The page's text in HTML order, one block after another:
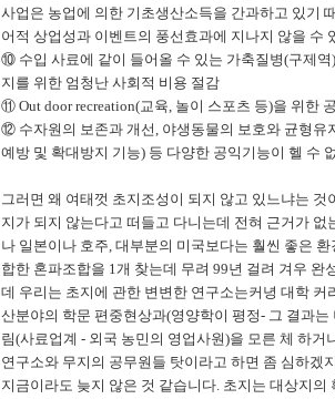
사업은 농업에 의한 기초생산소득을 간과하고 있기
어적 상업성과 이벤트의 풍선효과에 지나지 않을 수
⑩ 수입 사료에 같이 들어올 수 있는 가축질병(구제역
지를 위한 엄청난 사회적 비용 절감
⑪ Out door recreation(교육, 놀이 스포츠 등)을 위한
⑫ 수자원의 보존과 개선, 야생동물의 보호와 균형유
예방 및 확대방지 기능) 등 다양한 공익기능이 헬 수
그러면 왜 여태껏 초지조성이 되지 않고 있느냐는
지가 되지 않는다고 떠들고 다니는데 전혀 근거가
나 일본이나 호주, 대부분의 미국보다는 훨씬 좋은
합한 혼파조합을 1개 찾는데 무려 99년 걸려 겨우
데 우리는 초지에 관한 변변한 연구소는커녕 대학
산분야의 학문 편중현상과(영양학이 평정- 그 결과
림(사료업계 - 외국 농민의 영업사원)을 모른 체 하
연구소와 무지의 공무원들 탓이라고 하면 좀 심하겠
지금이라도 늦지 않은 것 같습니다. 초지는 대상지